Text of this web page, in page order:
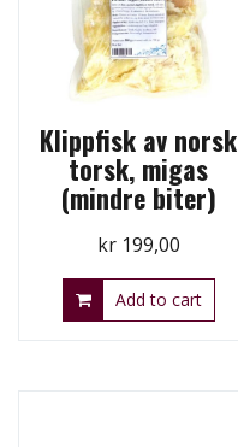
Klippfisk av norsk
torsk, migas
(mindre biter)
kr199,00
Add to cart